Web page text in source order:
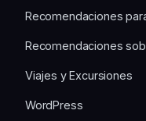
Recomendaciones
Recomendaciones
Viajes y Excursiones
WordPress